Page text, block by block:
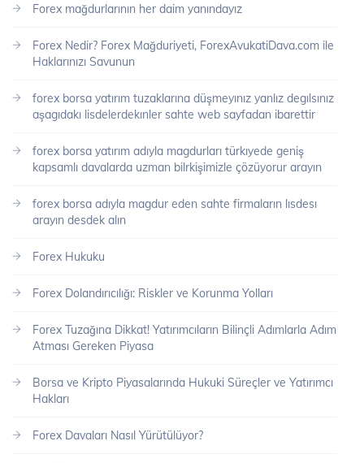
Forex mağdurlarının her daim yanındayız
Forex Nedir? Forex Mağduriyeti, ForexAvukatiDava.com ile
Haklarınızı Savunun
forex borsa yatırım tuzaklarına düşmeyınız yanlız degılsınız
aşagıdakı lisdelerdekınler sahte web sayfadan ibarettir
forex borsa yatırım adıyla magdurları türkıyede geniş
kapsamlı davalarda uzman bilrkişimizle çözüyorur arayın
forex borsa adıyla magdur eden sahte firmaların lısdesı
arayın desdek alın
Forex Hukuku
Forex Dolandırıcılığı: Riskler ve Korunma Yolları
Forex Tuzağına Dikkat! Yatırımcıların Bilinçli Adımlarla Adım
Atması Gereken Piyasa
Borsa ve Kripto Piyasalarında Hukuki Süreçler ve Yatırımcı
Hakları
Forex Davaları Nasıl Yürütülüyor?